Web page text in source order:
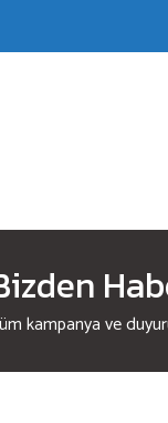
kampanya ve